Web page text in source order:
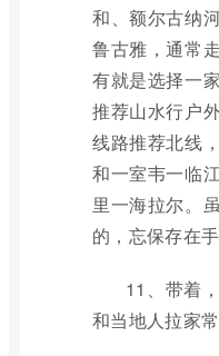
和、额尔古纳
鲁古雅，通常
有就是选择一
推荐山水行户
线路推荐北线
和一室韦一临
里一海拉尔。
的，忘保存在
11、带着
和当地人拉家常